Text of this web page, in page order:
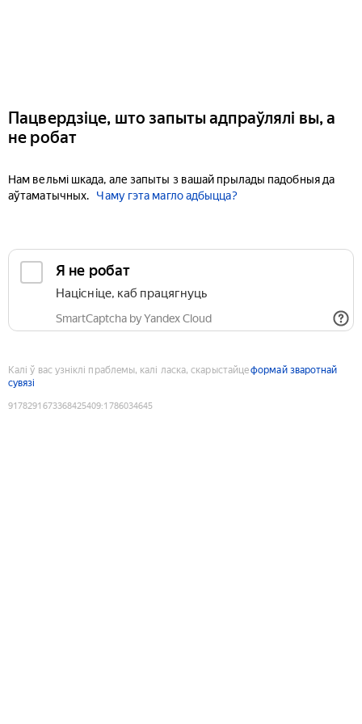
Пацвердзіце, што запыты адпраўлялі вы, а
не робат
Нам вельмі шкада, але запыты з вашай прылады падобныя да
аўтаматычных.
Чаму гэта магло адбыцца?
Я не робат
Націсніце, каб працягнуць
SmartCaptcha by Yandex Cloud
Калі ў вас узніклі праблемы, калі ласка, скарыстайцеформай зваротнай
сувязі
9178291673368425409:1786034645